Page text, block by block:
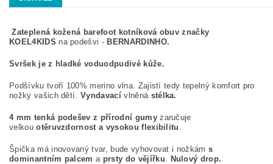
Zateplená kožená barefoot kotníková obuv značky
KOEL4KIDS na podešvi - BERNARDINHO.
Svršek je z hladké voduodpudivé kůže.
Podšívku tvoří 100% merino vlna. Zajistí tedy tepelný komfort pro
nožky vašich dětí.Vyndavací vlněná stélka.
4 mm tenká podešev z přírodní gumy zaručuje
velkou otěruvzdornost a vysokou flexibilitu
Špička má inovovaný tvar, bude vyhovovat i nožkám s
dominantním palcem a prsty do vějířku Nulový drop.